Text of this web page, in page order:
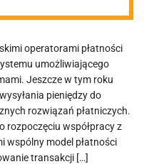
operatorami płatności
umożliwiającego
Jeszcze w tym roku
pieniędzy do
rozwiązań płatniczych.
rozpoczęciu współpracy z
wspólny model płatności
transakcji […]